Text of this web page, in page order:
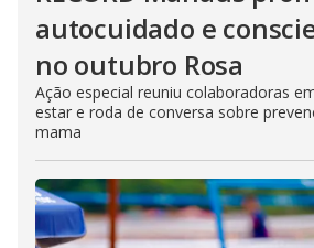
autocuidado e
no outubro Rosa
Ação especial reuniu colaboradoras
estar e roda de conversa sobre
mama